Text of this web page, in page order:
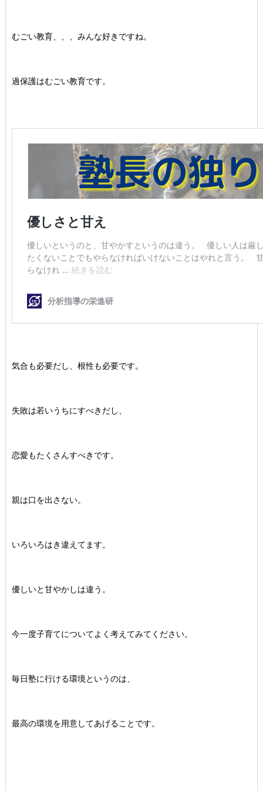
むごい教育、、、みんな好きですね。
過保護はむごい教育です。
気合も必要だし、根性も必要です。
失敗は若いうちにすべきだし、
恋愛もたくさんすべきです。
親は口を出さない。
いろいろはき違えてます。
優しいと甘やかしは違う。
今一度子育てについてよく考えてみてください。
毎日塾に行ける環境というのは、
最高の環境を用意してあげることです。